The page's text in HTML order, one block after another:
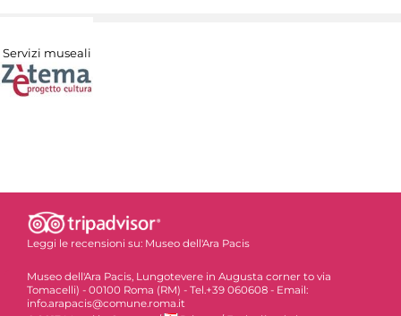
Servizi museali
Leggi le recensioni su: Museo dell'Ara Pacis
Museo dell'Ara Pacis, Lungotevere in Augusta corner to via
Tomacelli) - 00100 Roma (RM) - Tel.+39 060608 - Email:
info.arapacis@comune.roma.it